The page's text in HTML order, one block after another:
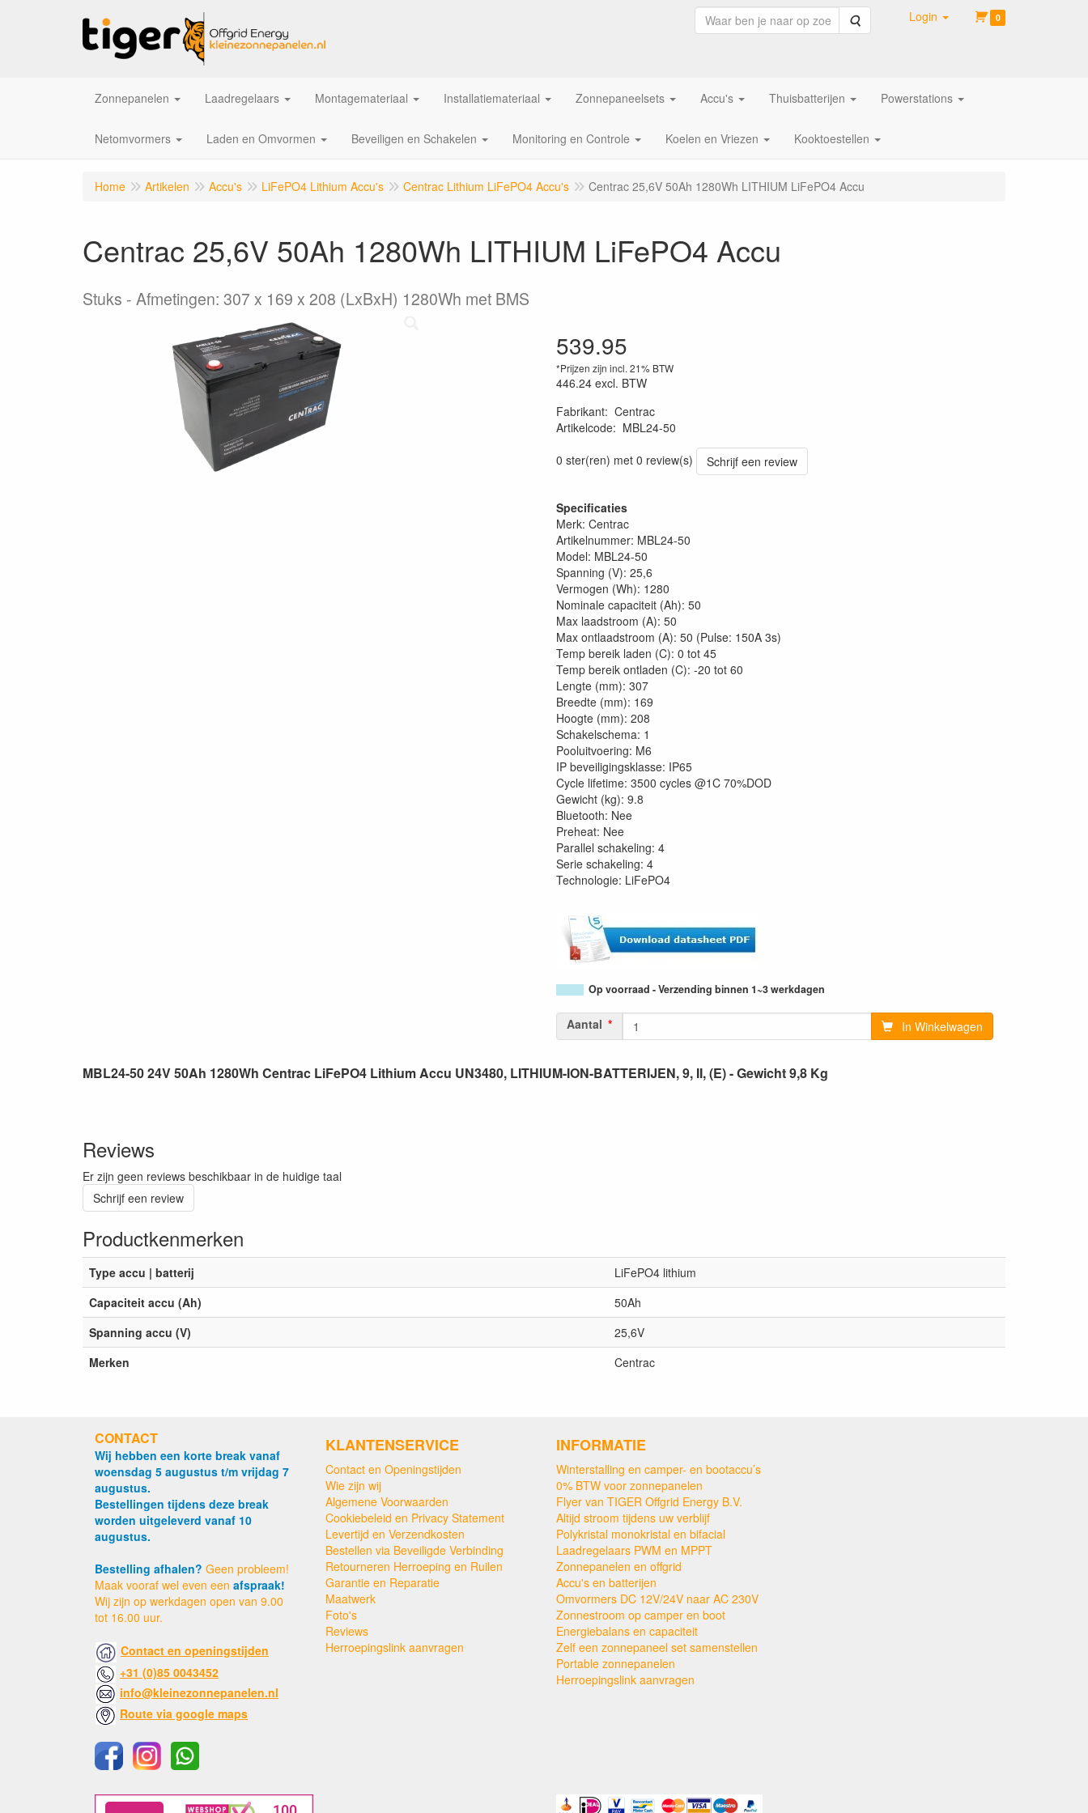
Zoeken Login 0
Zonnepanelen Laadregelaars Montagemateriaal Installatiemateriaal Zonnepaneelsets Accu's Thuisbatterijen Powerstations
Netomvormers Laden en Omvormen Beveiligen en Schakelen Monitoring en Controle Koelen en Vriezen Kooktoestellen
Home Artikelen Accu's LiFePO4 Lithium Accu's Centrac Lithium LiFePO4 Accu's Centrac 25,6V 50Ah 1280Wh LITHIUM LiFePO4 Accu
Centrac 25,6V 50Ah 1280Wh LITHIUM LiFePO4 Accu
Stuks Afmetingen: 307 x 169 x 208 (LxBxH) 1280Wh met BMS
539.95
*Prijzen zijn incl. 21% BTW
446.24 excl. BTW
Fabrikant: Centrac
Artikelcode: MBL24-50
0 ster(ren) met 0 review(s)
Schrijf een review
Specificaties
Merk: Centrac
Artikelnummer: MBL24-50
Model: MBL24-50
Spanning (V): 25,6
Vermogen (Wh): 1280
Nominale capaciteit (Ah): 50
Max laadstroom (A): 50
Max ontlaadstroom (A): 50 (Pulse: 150A 3s)
Temp bereik laden (C): 0 tot 45
Temp bereik ontladen (C): -20 tot 60
Lengte (mm): 307
Breedte (mm): 169
Hoogte (mm): 208
Schakelschema: 1
Pooluitvoering: M6
IP beveiligingsklasse: IP65
Cycle lifetime: 3500 cycles @1C 70%DOD
Gewicht (kg): 9.8
Bluetooth: Nee
Preheat: Nee
Parallel schakeling: 4
Serie schakeling: 4
Technologie: LiFePO4
Op voorraad - Verzending binnen 1~3 werkdagen
Aantal In Winkelwagen
MBL24-50 24V 50Ah 1280Wh Centrac LiFePO4 Lithium Accu UN3480, LITHIUM-ION-BATTERIJEN, 9, II, (E) - Gewicht 9,8 Kg
Reviews
Er zijn geen reviews beschikbaar in de huidige taal
Schrijf een review
Productkenmerken
Type accu | batterij
LiFePO4 lithium
Capaciteit accu (Ah)
50Ah
Spanning accu (V)
25,6V
Merken
Centrac
CONTACT
Wij hebben een korte break vanaf
woensdag 5 augustus t/m vrijdag 7
augustus.
Bestellingen tijdens deze break
worden uitgeleverd vanaf 10
augustus.
Bestelling afhalen? Geen probleem!
Maak vooraf wel even een afspraak!
Wij zijn op werkdagen open van 9.00
tot 16.00 uur.
Contact en openingstijden
+31 (0)85 0043452
info@kleinezonnepanelen.nl
Route via google maps
KLANTENSERVICE
Contact en Openingstijden
Wie zijn wij
Algemene Voorwaarden
Cookiebeleid en Privacy Statement
Levertijd en Verzendkosten
Bestellen via Beveiligde Verbinding
Retourneren Herroeping en Ruilen
Garantie en Reparatie
Maatwerk
Foto's
Reviews
Herroepingslink aanvragen
INFORMATIE
Winterstalling en camper- en bootaccu’s
0% BTW voor zonnepanelen
Flyer van TIGER Offgrid Energy B.V.
Altijd stroom tijdens uw verblijf
Polykristal monokristal en bifacial
Laadregelaars PWM en MPPT
Zonnepanelen en offgrid
Accu's en batterijen
Omvormers DC 12V/24V naar AC 230V
Zonnestroom op camper en boot
Energiebalans en capaciteit
Zelf een zonnepaneel set samenstellen
Portable zonnepanelen
Herroepingslink aanvragen